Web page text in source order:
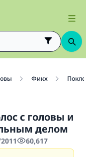
Фикх
с головы и
делом
60,617